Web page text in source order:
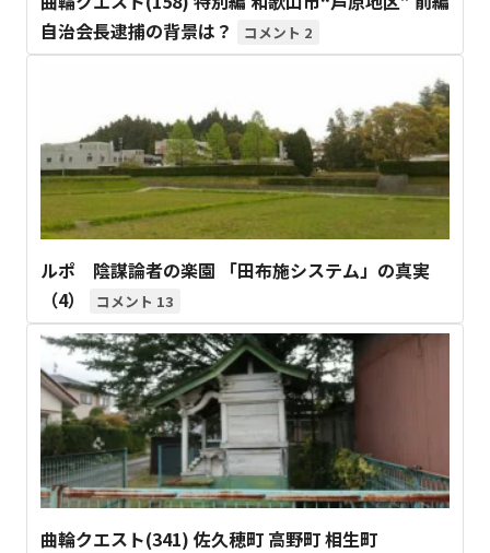
自治会長逮捕の背景は？
2
ルポ 陰謀論者の楽園 「田布施システム」の真実
（4）
13
曲輪クエスト(341) 佐久穂町 高野町 相生町